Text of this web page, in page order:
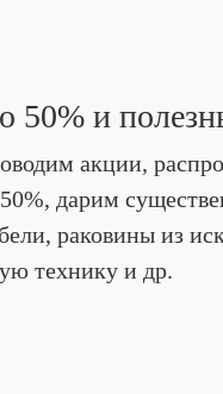
50% и
акции,
дарим
раковины из
технику и др.